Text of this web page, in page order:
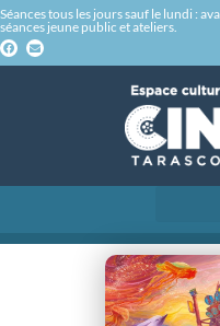
Séances tous les jours sauf le lundi :
séances jeune public et ateliers.